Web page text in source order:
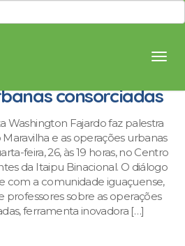
palestra sobre
consorciadas
Washington Fajardo faz palestra
e as operações urbanas
feira, 26, às 19 horas, no Centro
da Itaipu Binacional. O diálogo
com a comunidade iguaçuense,
professores sobre as operações
ferramenta inovadora […]